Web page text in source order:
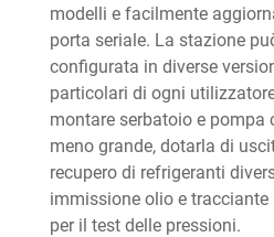
modelli e facilmente
porta seriale. La stazione
configurata in diverse
particolari di ogni
montare serbatoio e pompa
meno grande, dotarla di
recupero di refrigeranti
immissione olio e tracciante
per il test delle pressioni.